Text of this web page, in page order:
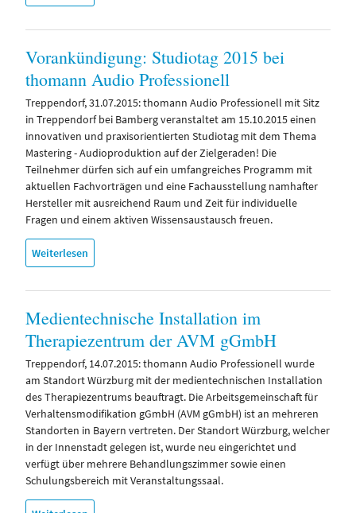
Vorankündigung: Studiotag 2015 bei
thomann Audio Professionell
Treppendorf, 31.07.2015: thomann Audio Professionell mit Sitz
in Treppendorf bei Bamberg veranstaltet am 15.10.2015 einen
innovativen und praxisorientierten Studiotag mit dem Thema
Mastering - Audioproduktion auf der Zielgeraden! Die
Teilnehmer dürfen sich auf ein umfangreiches Programm mit
aktuellen Fachvorträgen und eine Fachausstellung namhafter
Hersteller mit ausreichend Raum und Zeit für individuelle
Fragen und einem aktiven Wissensaustausch freuen.
Weiterlesen
Medientechnische Installation im
Therapiezentrum der AVM gGmbH
Treppendorf, 14.07.2015: thomann Audio Professionell wurde
am Standort Würzburg mit der medientechnischen Installation
des Therapiezentrums beauftragt. Die Arbeitsgemeinschaft für
Verhaltensmodifikation gGmbH (AVM gGmbH) ist an mehreren
Standorten in Bayern vertreten. Der Standort Würzburg, welcher
in der Innenstadt gelegen ist, wurde neu eingerichtet und
verfügt über mehrere Behandlungszimmer sowie einen
Schulungsbereich mit Veranstaltungssaal.